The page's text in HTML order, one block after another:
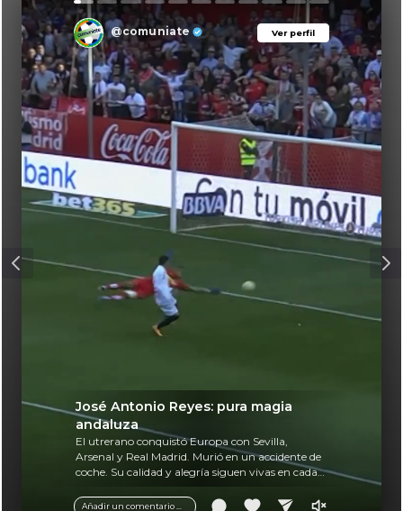
Ver perfil
@comuniate Ver perfil
Añadir un comentario ...
José Antonio Reyes: pura magia
andaluza
El utrerano conquistó Europa con Sevilla,
Arsenal y Real Madrid. Murió en un accidente de
coche. Su calidad y alegría siguen vivas en cada